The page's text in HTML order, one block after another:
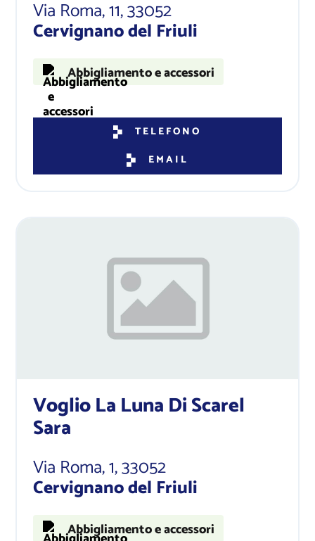
Via Roma, 11, 33052
Cervignano del Friuli
Abbigliamento e accessori
TELEFONO
EMAIL
Voglio La Luna Di Scarel
Sara
Via Roma, 1, 33052
Cervignano del Friuli
Abbigliamento e accessori